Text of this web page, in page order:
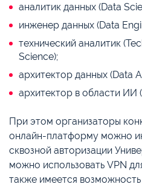
аналитик данных (Data
инженер данных (Data
технический аналитик
Science);
архитектор данных (Data
архитектор в области ИИ
При этом организаторы
онлайн-платформу можно
сквозной авторизации
можно использовать VPN
также имеется